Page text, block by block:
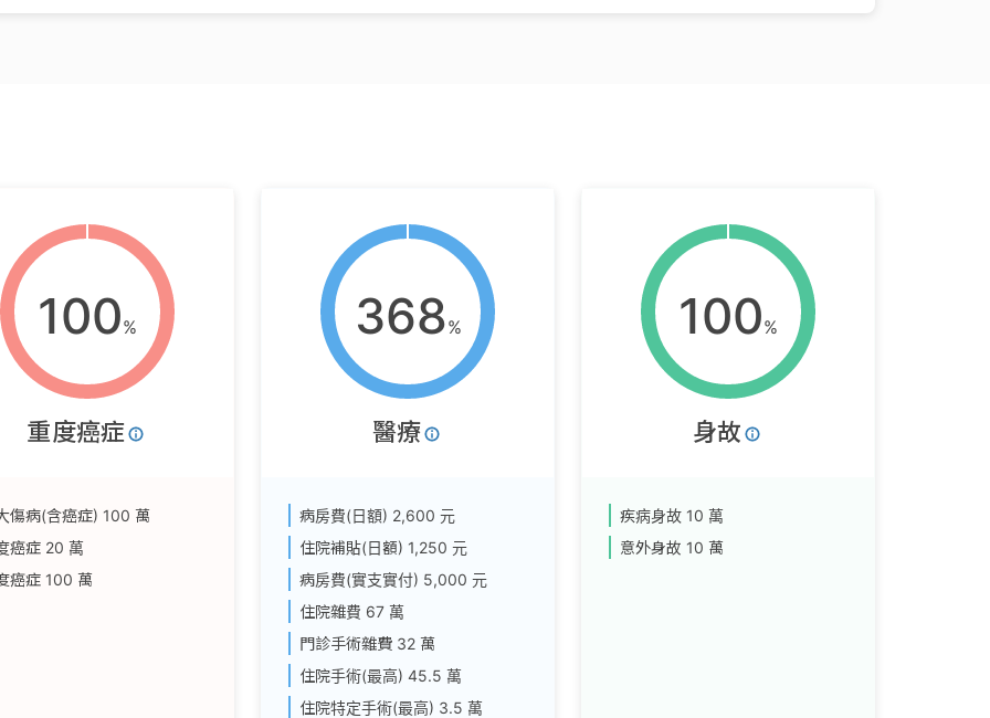
100%
重度癌症
傷病(含癌症) 100 萬
癌症 20 萬
癌症 100 萬
368%
醫療
病房費(日額) 2,600 元
住院補貼(日額) 1,250 元
病房費(實支實付) 5,000 元
住院雜費 67 萬
門診手術雜費 32 萬
住院手術(最高) 45.5 萬
住院特定手術(最高) 3.5 萬
100%
身故
疾病身故 10 萬
意外身故 10 萬